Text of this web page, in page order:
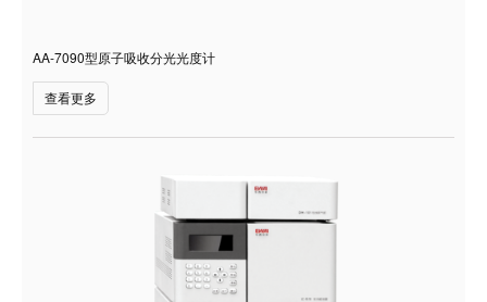
AA-7090型原子吸收分光光度计
查看更多